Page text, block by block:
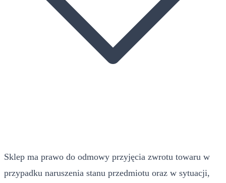
Sklep ma prawo do odmowy przyjęcia zwrotu towaru w
przypadku naruszenia stanu przedmiotu oraz w sytuacji,